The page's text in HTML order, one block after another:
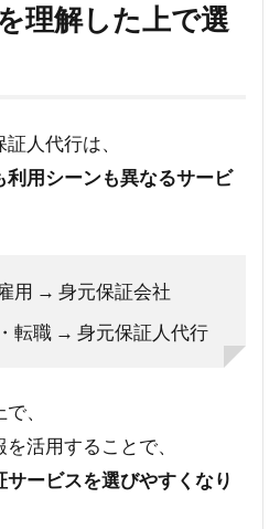
理解した上で選
人代行は、
利用シーンも異なるサービ
用 → 身元保証会社
転職 → 身元保証人代行
、
活用することで、
ービスを選びやすくなり